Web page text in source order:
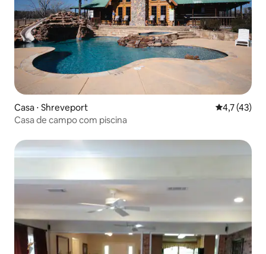
Casa ⋅ Shreveport 4,7 de uma
4,7 (43)
Casa de campo com piscina